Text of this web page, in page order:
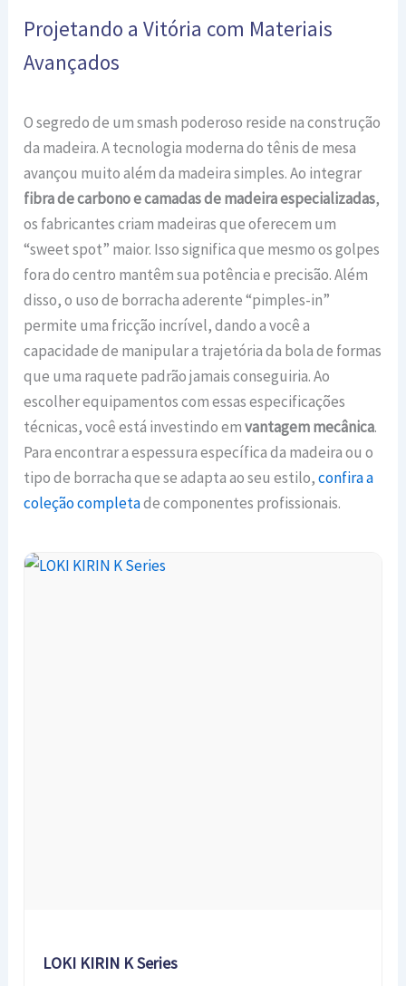
Projetando a Vitória com Materiais
Avançados
O segredo de um smash poderoso reside na construção
da madeira. A tecnologia moderna do tênis de mesa
avançou muito além da madeira simples. Ao integrar
fibra de carbono e camadas de madeira especializadas,
os fabricantes criam madeiras que oferecem um
“sweet spot” maior. Isso significa que mesmo os golpes
fora do centro mantêm sua potência e precisão. Além
disso, o uso de borracha aderente “pimples-in”
permite uma fricção incrível, dando a você a
capacidade de manipular a trajetória da bola de formas
que uma raquete padrão jamais conseguiria. Ao
escolher equipamentos com essas especificações
técnicas, você está investindo emvantagem mecânica.
Para encontrar a espessura específica da madeira ou o
tipo de borracha que se adapta ao seu estilo,confira a
coleção completade componentes profissionais.
LOKI KIRIN K Series